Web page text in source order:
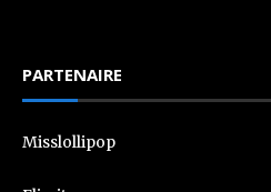
PARTENAIRE
Misslollipop